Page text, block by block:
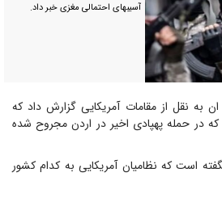
آسیبهای احتمالی مغزی خبر داد.
به نقل از مقامات آمریکایی گزارش داد که
که در حمله پهپادی اخیر در اردن مجروح شده
است که نظامیان آمریکایی به کدام کشور